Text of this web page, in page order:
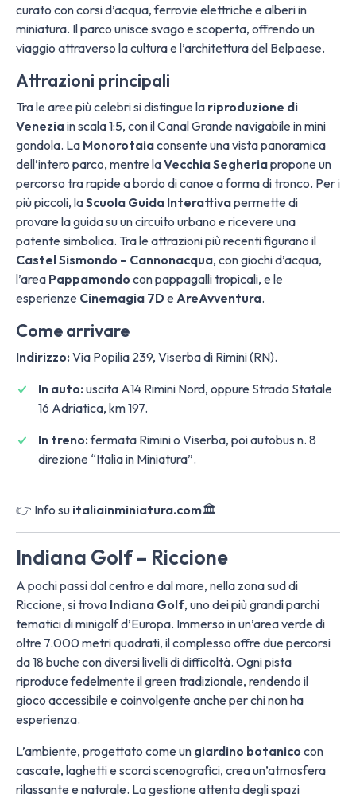
curato con corsi d’acqua, ferrovie elettriche e alberi in
miniatura. Il parco unisce svago e scoperta, offrendo un
viaggio attraverso la cultura e l’architettura del Belpaese.
Attrazioni principali
Tra le aree più celebri si distingue la riproduzione di
Veneziain scala 1:5, con il Canal Grande navigabile in mini
gondola. La Monorotaiaconsente una vista panoramica
dell’intero parco, mentre laVecchia Segheriapropone un
percorso tra rapide a bordo di canoe a forma di tronco. Per i
più piccoli, laScuola Guida Interattivapermette di
provare la guida su un circuito urbano e ricevere una
patente simbolica. Tra le attrazioni più recenti figurano il
Castel Sismondo – Cannonacqua, con giochi d’acqua,
l’area Pappamondo con pappagalli tropicali, e le
esperienze Cinemagia 7D e AreAvventura.
Come arrivare
Indirizzo: Via Popilia 239, Viserba di Rimini (RN).
In auto: uscita A14 Rimini Nord, oppure Strada Statale
16 Adriatica, km 197.
In treno:fermata Rimini o Viserba, poi autobus n. 8
direzione “Italia in Miniatura”.
👉 Info su italiainminiatura.com🏛️
Indiana Golf – Riccione
A pochi passi dal centro e dal mare, nella zona sud di
Riccione, si trova Indiana Golf, uno dei più grandi parchi
tematici di minigolf d’Europa. Immerso in un’area verde di
oltre 7.000 metri quadrati, il complesso offre due percorsi
da 18 buche con diversi livelli di difficoltà. Ogni pista
riproduce fedelmente il green tradizionale, rendendo il
gioco accessibile e coinvolgente anche per chi non ha
esperienza.
L’ambiente, progettato come un giardino botanico con
cascate, laghetti e scorci scenografici, crea un’atmosfera
rilassante e naturale. La gestione attenta degli spazi